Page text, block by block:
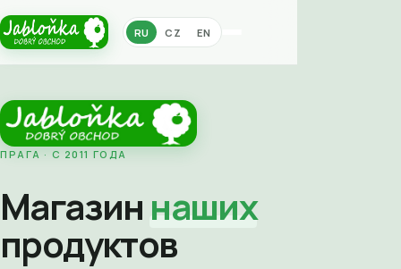
RU CZ EN
ПРАГА · С 2011 ГОДА
Магазин наших
продуктов